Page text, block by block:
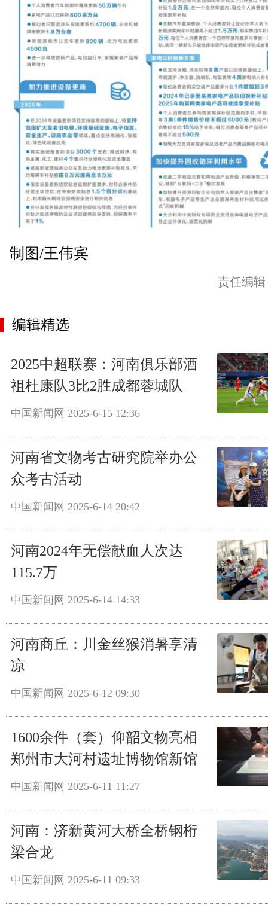
制图/王伟宾
责任编
编辑精选
2025中超联赛：河南俱乐部酒
祖杜康队3比2胜成都蓉城队
中国新闻网 2025-6-15 12:36
河南省文物考古研究院举办公
众考古活动
中国新闻网 2025-6-14 20:42
河南2024年无偿献血人次达
115.7万
中国新闻网 2025-6-14 14:33
河南商丘：川金丝猴消暑享清
凉
中国新闻网 2025-6-12 09:30
1600余件（套）仰韶文物亮相
郑州市大河村遗址博物馆新馆
中国新闻网 2025-6-11 11:27
河南：济新黄河大桥全桥钢桁
梁合龙
中国新闻网 2025-6-11 09:33